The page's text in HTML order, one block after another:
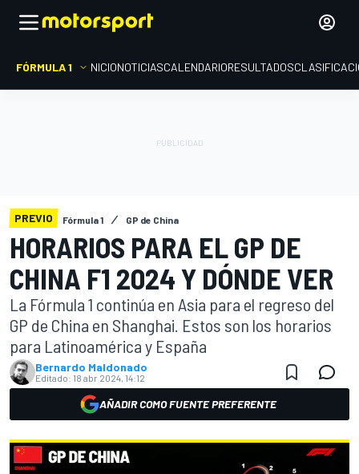
FÓRMULA 1 INICIONOTICIASCALENDARIORESULTADOS
PREVIO Fórmula 1 GP de China
HORARIOS PARA EL GP DE
CHINA F1 2024 Y DÓNDE VER
La Fórmula 1 continúa en Asia para el regreso del
GP de China en Shanghai. Estos son los horarios
para Latinoamérica y España
Bernardo Maldonado
Editado: 18 abr 2024, 14:12
AÑADIR COMO FUENTE PREFERENTE